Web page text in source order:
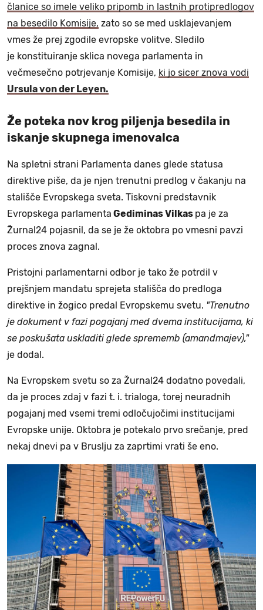
članice so imele veliko pripomb in lastnih protipredlogov
na besedilo Komisije, zato so se med usklajevanjem
vmes že prej zgodile evropske volitve. Sledilo
je konstituiranje sklica novega parlamenta in
večmesečno potrjevanje Komisije, ki jo sicer znova vodi
Ursula von der Leyen.
Že poteka nov krog piljenja besedila in
iskanje skupnega imenovalca
Na spletni strani Parlamenta danes glede statusa
direktive piše, da je njen trenutni predlog v čakanju na
stališče Evropskega sveta. Tiskovni predstavnik
Evropskega parlamenta Gediminas Vilkas pa je za
Žurnal24 pojasnil, da se je že oktobra po vmesni pavzi
proces znova zagnal.
Pristojni parlamentarni odbor je tako že potrdil v
prejšnjem mandatu sprejeta stališča do predloga
direktive in žogico predal Evropskemu svetu. "Trenutno
je dokument v fazi pogajanj med dvema institucijama, ki
se poskušata uskladiti glede sprememb (amandmajev),"
je dodal.
Na Evropskem svetu so za Žurnal24 dodatno povedali,
da je proces zdaj v fazi t. i. trialoga, torej neuradnih
pogajanj med vsemi tremi odločujočimi institucijami
Evropske unije. Oktobra je potekalo prvo srečanje, pred
nekaj dnevi pa v Bruslju za zaprtimi vrati še eno.